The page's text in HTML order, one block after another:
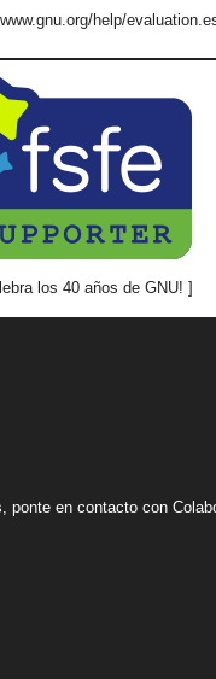
help/
ponte en contacto con